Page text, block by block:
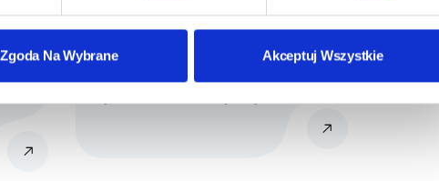
Zgoda Na Wybrane Akceptuj Wszystkie
wpływa nie tylko na estetykę
budynku, ale również na jego